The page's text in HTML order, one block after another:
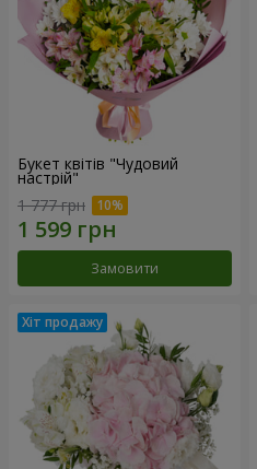
Букет квітів "Чудовий
настрій"
1 777 грн
Замовити